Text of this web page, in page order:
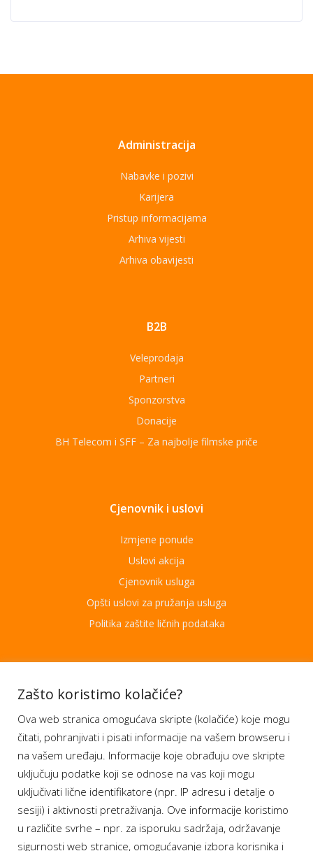
Administracija
Nabavke i pozivi
Karijera
Pristup informacijama
Arhiva vijesti
Arhiva obavijesti
B2B
Veleprodaja
Partneri
Sponzorstva
Donacije
BH Telecom i SFF – Za najbolje filmske priče
Cjenovnik i uslovi
Izmjene ponude
Uslovi akcija
Cjenovnik usluga
Opšti uslovi za pružanja usluga
Politika zaštite ličnih podataka
Aplikacije
Moj BH Telecom
Dostupnost usluga
Moja webTV
Aukcije BH Telecom
Zašto koristimo kolačiće?
Ova web stranica omogućava skripte (kolačiće) koje mogu
čitati, pohranjivati i pisati informacije na vašem browseru i
na vašem uređaju. Informacije koje obrađuju ove skripte
uključuju podatke koji se odnose na vas koji mogu
uključivati lične identifikatore (npr. IP adresu i detalje o
sesiji) i aktivnosti pretraživanja. Ove informacije koristimo
u različite svrhe – npr. za isporuku sadržaja, održavanje
sigurnosti web stranice, omogućavanje izbora korisnika i